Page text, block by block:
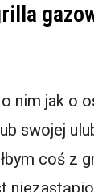
nim jak o
swojej
coś z